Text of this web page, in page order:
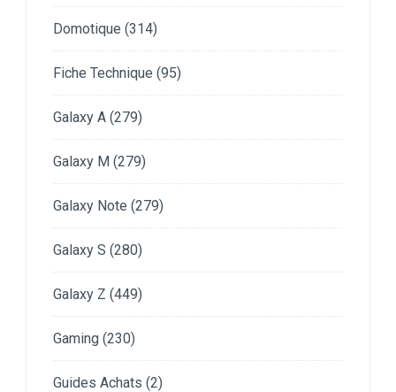
Domotique (314)
Fiche Technique (95)
Galaxy A (279)
Galaxy M (279)
Galaxy Note (279)
Galaxy S (280)
Galaxy Z (449)
Gaming (230)
Guides Achats (2)